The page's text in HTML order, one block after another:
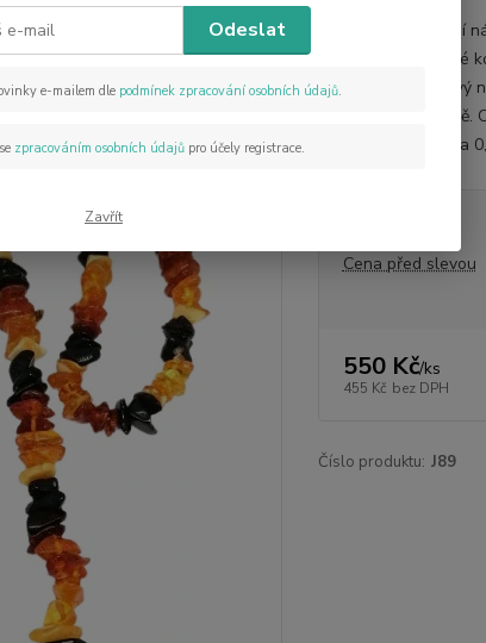
Jantarový elegantní
za sebou navlečené
odstínech. Jantarový
rodinné firmě v
jsou ve velikosti cca
Cena před slevou
550 Kč/ks
455 Kč bez DPH
Číslo produktu: J89
Odeslat
e-mailem dle podmínek zpracování osobních údajů.
zpracováním osobních údajůpro účely registrace.
Zavřít